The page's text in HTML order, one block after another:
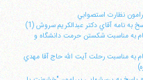
پيام به مناسبت شكستن حرمت دانشگاه و
پپام به مناسبت رحلت آيت الله حاج آقا مهدي